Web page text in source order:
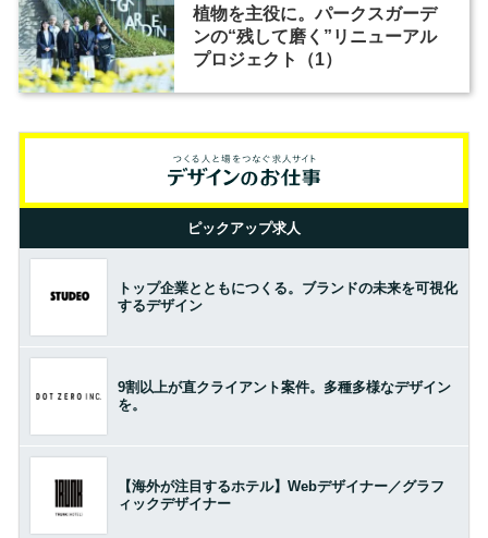
植物を主役に。パークスガーデ
ンの“残して磨く”リニューアル
プロジェクト（1）
ピックアップ求人
トップ企業とともにつくる。ブランドの未来を可視化
するデザイン
9割以上が直クライアント案件。多種多様なデザイン
を。
【海外が注目するホテル】Webデザイナー／グラフ
ィックデザイナー